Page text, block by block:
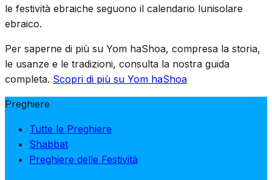
le festività ebraiche seguono il calendario lunisolare
ebraico.
Per saperne di più su Yom haShoa, compresa la storia,
le usanze e le tradizioni, consulta la nostra guida
completa. Scopri di più su Yom haShoa
Preghiere
Tutte le Preghiere
Shabbat
Preghiere delle Festività